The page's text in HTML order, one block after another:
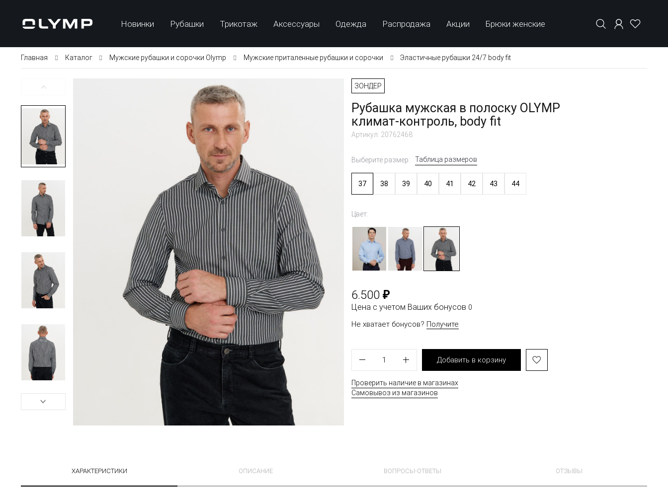
Новинки Рубашки Трикотаж Аксессуары Одежда Распродажа Акции Брюки женские
Главная Каталог Мужские рубашки и сорочки Olymp Мужские приталенные рубашки и сорочки Эластичные рубашки 24/7 body fit
ЗОНДЕР
Рубашка мужская в полоску OLYMP
климат-контроль, body fit
Артикул: 20762468
Выберите размер: Таблица размеров
37 38 39 40 41 42 43 44
Цвет:
6.500 ₽
Цена с учетом Ваших бонусов 0
Не хватает бонусов? Получите
1 Добавить в корзину
Проверить наличие в магазинах
Самовывоз из магазинов
ХАРАКТЕРИСТИКИ ОПИСАНИЕ ВОПРОСЫ-ОТВЕТЫ ОТЗЫВЫ